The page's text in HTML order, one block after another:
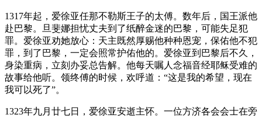
1317年起，爱徐亚任那不勒斯王子的太傅。数年后，国王派他
赴巴黎。旦斐娜担忧丈夫到了纸醉金迷的巴黎，可能失足犯
罪。爱徐亚劝她放心：天主既然厚赐他种种恩宠，保佑他不犯
罪，到了巴黎，一定会照常护佑他的。爱徐亚到巴黎后不久，
身染重病，立刻办妥总告解。他每天嘱人念福音经耶稣受难的
故事给他听。领终傅的时候，欢呼道：“这是我的希望，现在
我可以死了”。
1323年九月廿七日，爱徐亚安逝主怀。一位方济各会会士在旁